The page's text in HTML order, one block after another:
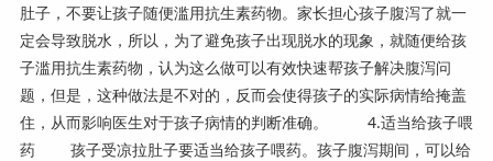
肚子，不要让孩子随便滥用抗生素药物。家长担心孩子腹泻了就一
定会导致脱水，所以，为了避免孩子出现脱水的现象，就随便给孩
子滥用抗生素药物，认为这么做可以有效快速帮孩子解决腹泻问
题，但是，这种做法是不对的，反而会使得孩子的实际病情给掩盖
住，从而影响医生对于孩子病情的判断准确。 4.适当给孩子喂
药 孩子受凉拉肚子要适当给孩子喂药。孩子腹泻期间，可以给